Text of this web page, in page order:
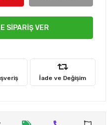
SİPARİŞ VER
İade ve Değişim